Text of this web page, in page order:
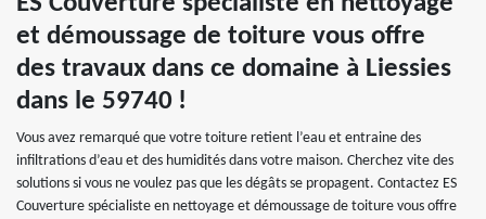
et démoussage de toiture vous offre
des travaux dans ce domaine à Liessies
dans le 59740 !
Vous avez remarqué que votre toiture retient l’eau et entraine des
infiltrations d’eau et des humidités dans votre maison. Cherchez vite des
solutions si vous ne voulez pas que les dégâts se propagent. Contactez ES
Couverture spécialiste en nettoyage et démoussage de toiture vous offre